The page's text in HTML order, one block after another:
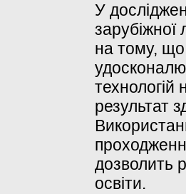
У
зарубіжної
на тому, що
технологій
результат
дозволить
освіти.